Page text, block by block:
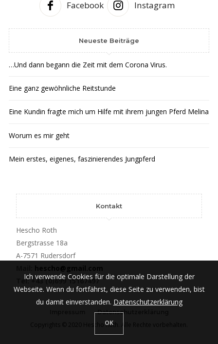
Facebook Instagram
Neueste Beiträge
…Und dann begann die Zeit mit dem Corona Virus.
Eine ganz gewöhnliche Reitstunde
Eine Kundin fragte mich um Hilfe mit ihrem jungen Pferd Melina
Worum es mir geht
Mein erstes, eigenes, faszinierendes Jungpferd
Kontakt
Hescho Roth
Bergstrasse 18a
A-7571 Rudersdorf
hescho@gmail.com
Tel: +43 (0)699 15167497
Datenschutzerklärung
Copyrights © 2020 Hescho Roth. Alle Rechte vorbehalten.
Ich verwende Cookies für die optimale Darstellung der
Webseite. Wenn du fortfährst, diese Seite zu verwenden, bist
du damit einverstanden. Datenschutzerklärung
OK